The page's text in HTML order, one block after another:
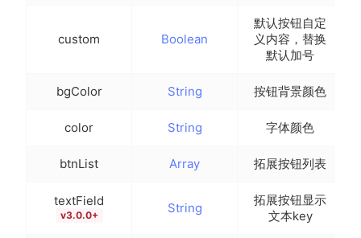
custom Boolean
默认按钮自定
义内容，替换
默认加号
bgColor String 按钮背景颜色
color String 字体颜色
btnList Array 拓展按钮列表
textField
v3.0.0+ String
拓展按钮显示
文本key